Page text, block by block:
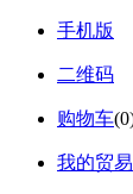
手机版
二维码
购物车(0
我的贸易